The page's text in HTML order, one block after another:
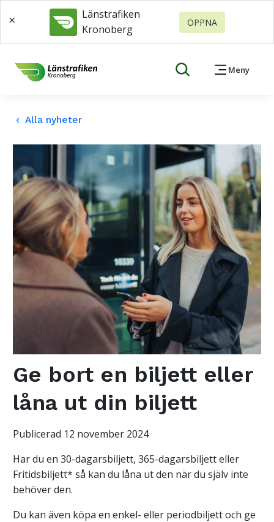
×
Länstrafiken
Kronoberg
ÖPPNA
Meny
keyboard_arrow_left Alla nyheter
Ge bort en biljett eller
låna ut din biljett
Publicerad 12 november 2024
Har du en 30-dagarsbiljett, 365-dagarsbiljett eller
Fritidsbiljett* så kan du låna ut den när du själv inte
behöver den.
Du kan även köpa en enkel- eller periodbiljett och ge